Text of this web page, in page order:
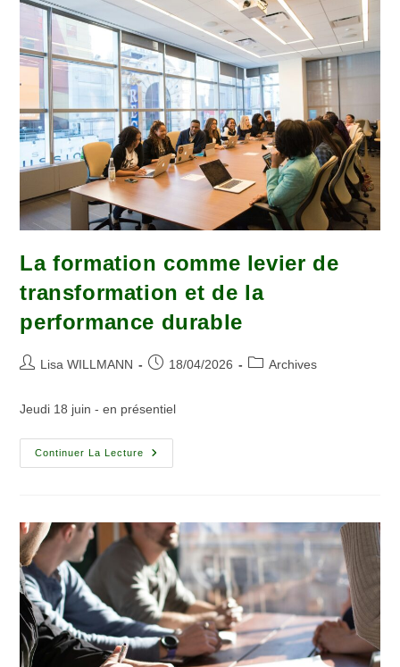
La formation comme levier de
transformation et de la
performance durable
Lisa WILLMANN 18/04/2026 Archives
Jeudi 18 juin - en présentiel
Continuer La Lecture